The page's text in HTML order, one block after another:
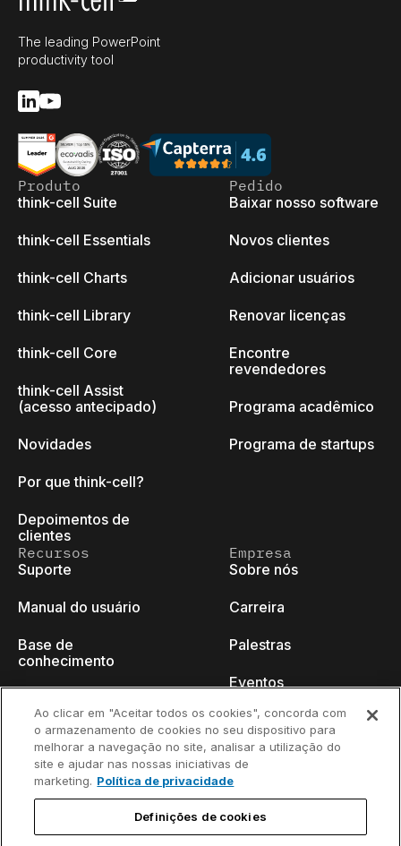
The leading PowerPoint
productivity tool
Produto
think-cell Suite
think-cell Essentials
think-cell Charts
think-cell Library
think-cell Core
think-cell Assist
(acesso antecipado)
Novidades
Por que think-cell?
Depoimentos de
clientes
Pedido
Baixar nosso software
Novos clientes
Adicionar usuários
Renovar licenças
Encontre
revendedores
Programa acadêmico
Programa de startups
Recursos
Suporte
Manual do usuário
Base de
conhecimento
Tutoriais em vídeo
Centro de conteúdo
Empresa
Sobre nós
Carreira
Palestras
Eventos
Blog do programador
Fale conosco
Ao clicar em "Aceitar todos os cookies", concorda com
o armazenamento de cookies no seu dispositivo para
melhorar a navegação no site, analisar a utilização do
site e ajudar nas nossas iniciativas de
marketing. Política de privacidade
Definições de cookies